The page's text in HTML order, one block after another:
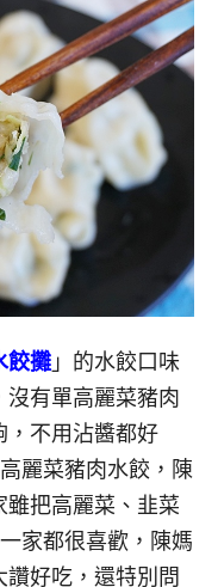
餃攤 」的水餃口味
有單高麗菜豬肉
，不用沾醬都好
麗菜豬肉水餃，陳
雖把高麗菜、韭菜
家都很喜歡，陳媽
好吃，還特別問